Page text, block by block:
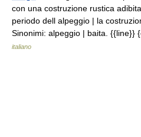
con una costruzione rustica
periodo dell alpeggio | la
Sinonimi: alpeggio | baita.
italiano